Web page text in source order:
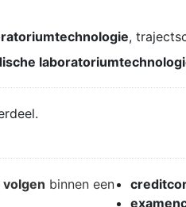
,
volgen binnen een